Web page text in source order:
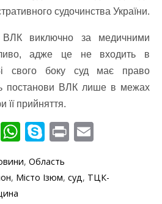
судочинства України.
ВЛК виключно за медичними
адже це не входить в
свого боку суд має право
постанови ВЛК лише в межах
її прийняття.
Vi W
at
S
y
Pr
t ai
, Область
, Місто Ізюм, суд, ТЦК-